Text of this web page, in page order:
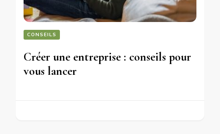
CONSEILS
Créer une entreprise : conseils pour
vous lancer